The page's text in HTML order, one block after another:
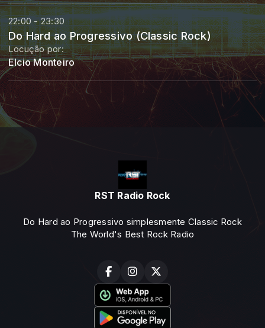
22:00 - 23:30
Do Hard ao Progressivo (Classic Rock)
Locução por:
Elcio Monteiro
RST Radio Rock
Do Hard ao Progressivo simplesmente Classic Rock
The World's Best Rock Radio